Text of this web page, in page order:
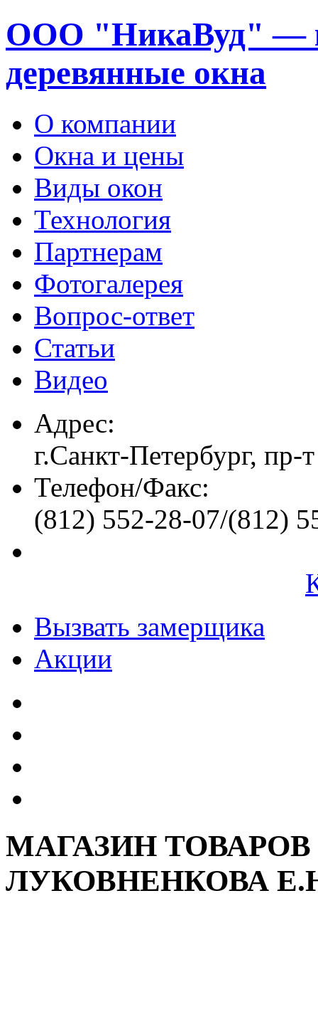
ООО "НикаВуд" —
деревянные окна
О компании
Окна и цены
Виды окон
Технология
Партнерам
Фотогалерея
Вопрос-ответ
Статьи
Видео
Адрес:
г.Санкт-Петербург, пр-
Телефон/Факс:
(812) 552-28-07/(812)
Вызвать замерщика
Акции
МАГАЗИН
ЛУКОВНЕНКОВА